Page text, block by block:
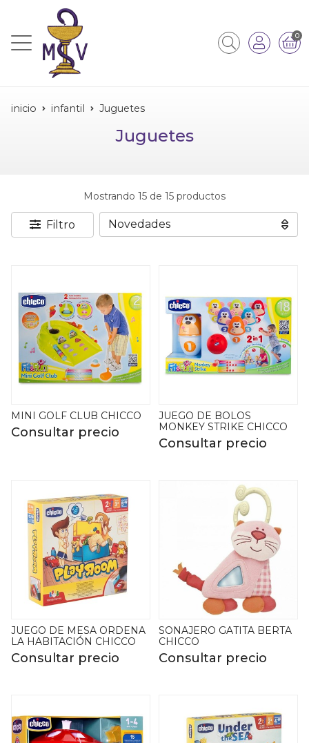
0
inicio infantil Juguetes
Juguetes
Mostrando 15 de 15 productos
Filtro
MINI GOLF CLUB CHICCO
Consultar precio
JUEGO DE BOLOS
MONKEY STRIKE CHICCO
Consultar precio
JUEGO DE MESA ORDENA
LA HABITACIÓN CHICCO
Consultar precio
SONAJERO GATITA BERTA
CHICCO
Consultar precio